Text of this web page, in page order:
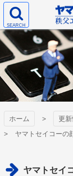
コ
テ
ン
ツ
本
文
へ
ス
ホーム 更
ヤマトセイコーの
ヤマトセイ
検
エ
リ
ア
を
開
く